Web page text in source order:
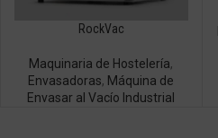
RockVac
Maquinaria de Hostelería,
Envasadoras, Máquina de
Envasar al Vacío Industrial